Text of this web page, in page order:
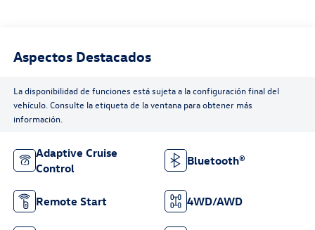
Aspectos Destacados
La disponibilidad de funciones está sujeta a la configuración final del
vehículo. Consulte la etiqueta de la ventana para obtener más
información.
Adaptive Cruise
Control
Bluetooth®
Remote Start 4WD/AWD